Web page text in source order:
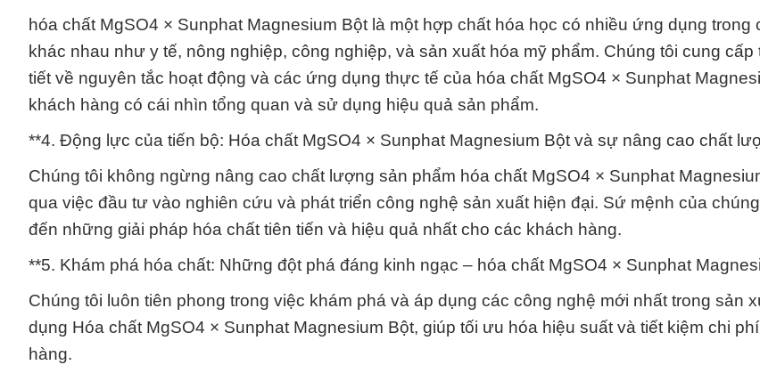
hóa chất MgSO4 × Sunphat Magnesium Bột là một hợp chất hóa học có nhiều ứng dụng trong
khác nhau như y tế, nông nghiệp, công nghiệp, và sản xuất hóa mỹ phẩm. Chúng tôi cung cấp
tiết về nguyên tắc hoạt động và các ứng dụng thực tế của hóa chất MgSO4 × Sunphat
khách hàng có cái nhìn tổng quan và sử dụng hiệu quả sản phẩm.
**4. Động lực của tiến bộ: Hóa chất MgSO4 × Sunphat Magnesium Bột và sự nâng cao chất
Chúng tôi không ngừng nâng cao chất lượng sản phẩm hóa chất MgSO4 × Sunphat
qua việc đầu tư vào nghiên cứu và phát triển công nghệ sản xuất hiện đại. Sứ mệnh của
đến những giải pháp hóa chất tiên tiến và hiệu quả nhất cho các khách hàng.
**5. Khám phá hóa chất: Những đột phá đáng kinh ngạc – hóa chất MgSO4 × Sunphat
Chúng tôi luôn tiên phong trong việc khám phá và áp dụng các công nghệ mới nhất trong sản
dụng Hóa chất MgSO4 × Sunphat Magnesium Bột, giúp tối ưu hóa hiệu suất và tiết kiệm chi
hàng.